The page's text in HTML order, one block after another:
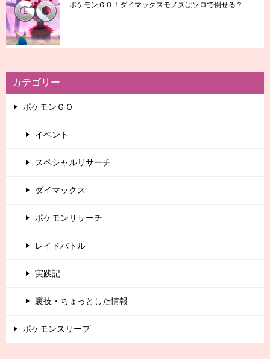
ポケモンＧＯ！ダイマックスモノズはソロで倒せる？
カテゴリー
ポケモンＧＯ
イベント
スペシャルリサーチ
ダイマックス
ポケモンリサーチ
レイドバトル
実践記
裏技・ちょっとした情報
ポケモンスリープ